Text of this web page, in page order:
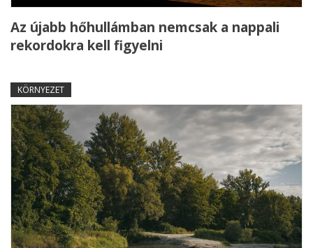
Az újabb hőhullámban nemcsak a nappali
rekordokra kell figyelni
KÖRNYEZET